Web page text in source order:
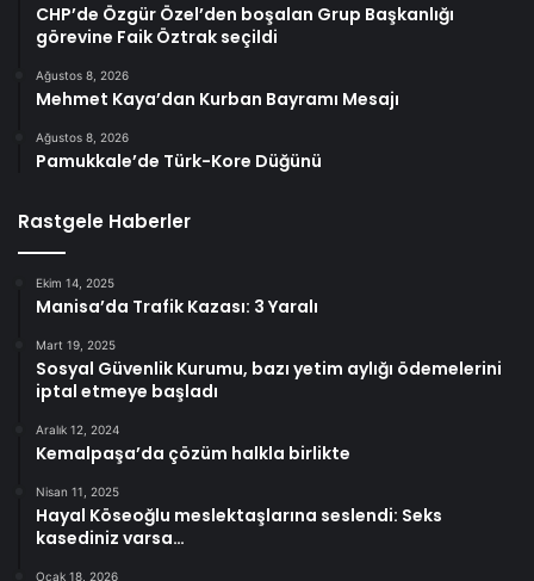
CHP’de Özgür Özel’den boşalan Grup Başkanlığı
görevine Faik Öztrak seçildi
Ağustos 8, 2026
Mehmet Kaya’dan Kurban Bayramı Mesajı
Ağustos 8, 2026
Pamukkale’de Türk-Kore Düğünü
Rastgele Haberler
Ekim 14, 2025
Manisa’da Trafik Kazası: 3 Yaralı
Mart 19, 2025
Sosyal Güvenlik Kurumu, bazı yetim aylığı ödemelerini
iptal etmeye başladı
Aralık 12, 2024
Kemalpaşa’da çözüm halkla birlikte
Nisan 11, 2025
Hayal Köseoğlu meslektaşlarına seslendi: Seks
kasediniz varsa…
Ocak 18, 2026